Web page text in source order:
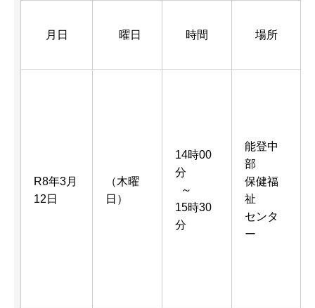
月日 曜日 時間 場所
R8年3月
12日
（木曜
日）
14時00
分
～
15時30
分
能登中
部
保健福
祉
センタ
ー